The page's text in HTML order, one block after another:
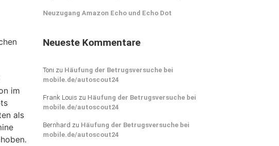
im
als
Neuzugang Amazon Echo und Echo Dot
Neueste Kommentare
Toni zu Häufung der Betrugsversuche bei
mobile.de/autoscout24
Frank Louis zu Häufung der Betrugsversuche bei
mobile.de/autoscout24
Bernhard zu Häufung der Betrugsversuche bei
mobile.de/autoscout24